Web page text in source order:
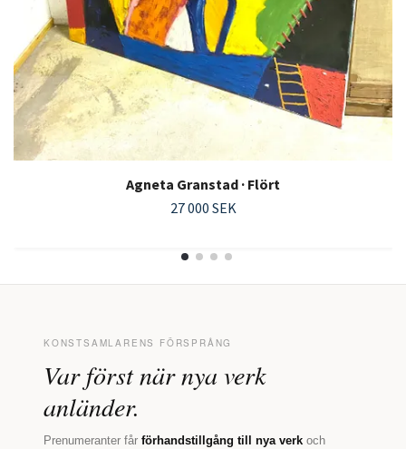
Agneta Granstad · Flört
27 000 SEK
KONSTSAMLARENS FÖRSPRÅNG
Var först när nya verk
anländer.
Prenumeranter får förhandstillgång till nya verk och